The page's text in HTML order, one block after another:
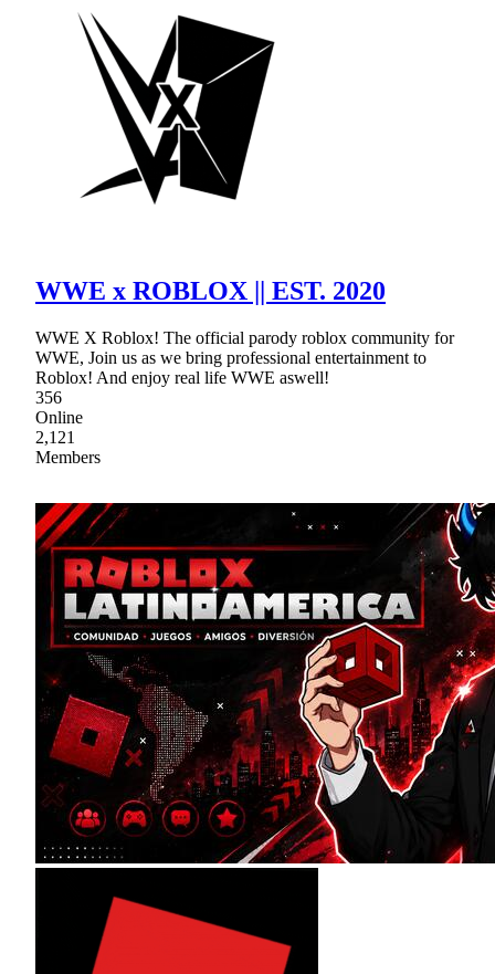
WWE x ROBLOX || EST. 2020
WWE X Roblox! The official parody roblox community for
WWE, Join us as we bring professional entertainment to
Roblox! And enjoy real life WWE aswell!
356
Online
2,121
Members